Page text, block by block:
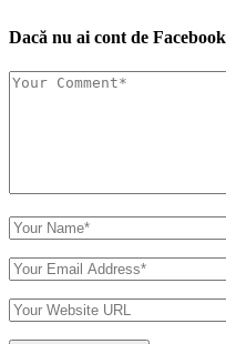
Dacă nu ai cont de